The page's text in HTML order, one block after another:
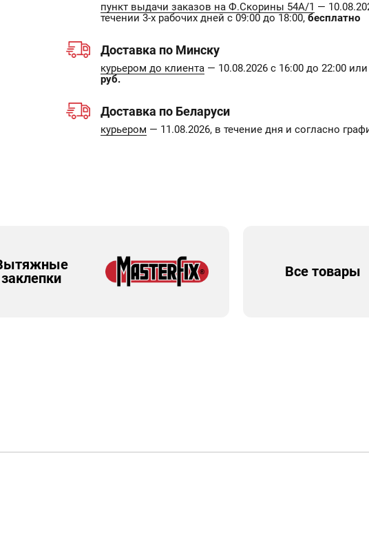
пункт выдачи заказов на Ф.Скорины 54А/1 —
течении 3-х рабочих дней с 09:00 до 18:00, бесплатно
Доставка по Минску
курьером до клиента — 10.08.2026 с 16:00 до 22:00
руб.
Доставка по Беларуси
курьером — 11.08.2026, в течение дня и согласно
заклепки
Все товары